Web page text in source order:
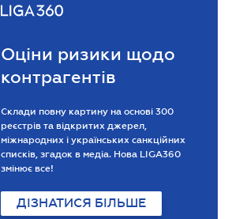
Оціни ризики щодо
контрагентів
Склади повну картину на основі 300
реєстрів та відкритих джерел,
міжнародних і українських санкційних
списків, згадок в медіа. Нова LIGA360
змінює все!
ДІЗНАТИСЯ БІЛЬШЕ